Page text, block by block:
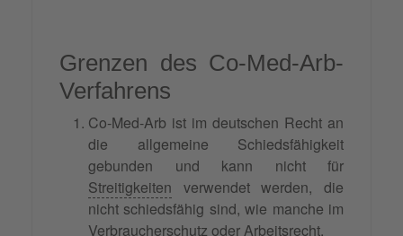
Grenzen des Co-Med-Arb-
Verfahrens
Co-Med-Arb ist im deutschen Recht an
die allgemeine Schiedsfähigkeit
gebunden und kann nicht für
Streitigkeiten verwendet werden, die
nicht schiedsfähig sind, wie manche im
Verbraucherschutz oder Arbeitsrecht.